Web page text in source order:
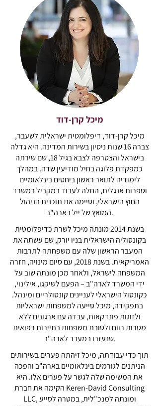
מיכל קרן-דוד
מיכל קרן-דוד, דיפלומטית ישראלית לשעבר,
צברה 16 שנות ניסיון בשירות המדינה. היא גדלה
בישראל והצטרפה לצבא בגיל 18, שם שירתה
כמפקדת פלוגה בחיל מודיעין שדה. במהלך
לימודיה לתואר ראשון ביחסים בינלאומיים
וספרות אנגלית, החלה לעבוד במקביל במשרד
החוץ הישראלי, וסיימה את תוכנית הניהול
המואץ של ייל בארה"ב.
בשנת 2014 מונתה מיכל לשרת כדיפלומטית
בקונסוליה הישראלית בניו יורק, שם עשתה את
המעבר הראשון שלה עם משפחתה לתרבות
האמריקאית. בשנת 2018, עם סיום מינויה, חזרה
המשפחה לישראל, ולאחר מכן מונתה שוב על
ידי המשרד לארה"ב – הפעם לשיקגו, אילינוי,
כקונסול הישראלי לעניינים קונסולריים ומינהל.
בתפקידה, מיכל סייעה למשפחות ישראליות
ולזוגות פונדקאות, עבדה עם ארגונים ללא
מטרות רווח ולטובת משפחות בתיירות רפואית
שנעזרו במעבר לארה"ב.
תוך כדי עבודתה, מיכל זיהתה פערים בשירותים
הניתנים לגורמים בינלאומיים בארה"ב והפכה
את המשימה שלה לגשר על פערים אלו. היא
הקימה את חברת Keren-David Consulting
LLC, ומונתה למנכ"לית, במטרה לסייע